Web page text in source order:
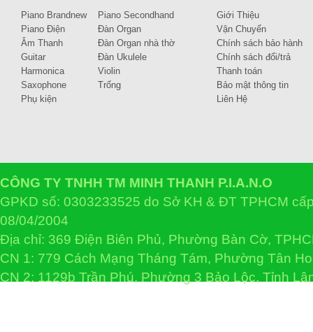
Piano Brandnew
Piano Secondhand
Piano Điện
Đàn Organ
Âm Thanh
Đàn Organ nhà thờ
Guitar
Đàn Ukulele
Harmonica
Violin
Saxophone
Trống
Phụ kiện
Giới Thiệu
Vận Chuyển
Chính sách bảo hành
Chính sách đổi/trả
Thanh toán
Bảo mật thông tin
Liên Hệ
CÔNG TY TNHH TM MINH THANH P.I.A.N.O
GPKD số: 0303233525 do Sở KH & ĐT TPHCM
08/04/2004
Địa chỉ: 369 Điện Biên Phủ, Phường Bàn Cờ,
CN 1: 779 Cách Mạng Tháng Tám, Phường Tân
CN 2: 1129b Trần Phú, Phường 3 Bảo Lộc, Tỉnh